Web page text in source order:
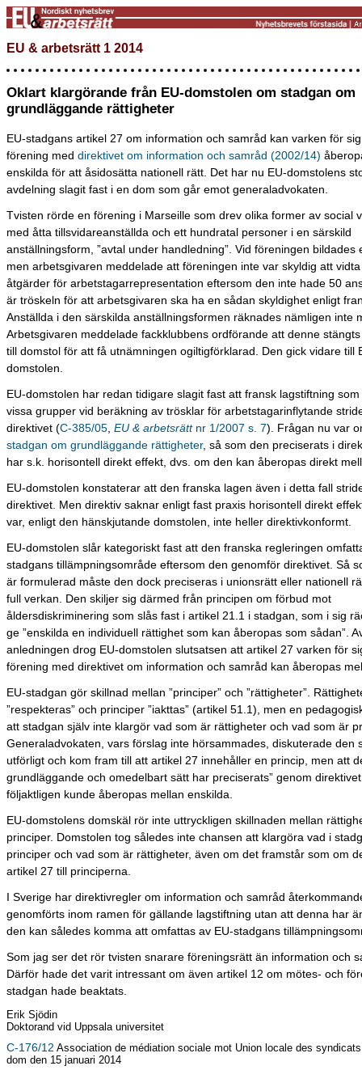
EU & arbetsrätt 1 2014
Oklart klargörande från EU-domstolen om stadgan om
grundläggande rättigheter
EU-stadgans artikel 27 om information och samråd kan varken för
förening med direktivet om information och samråd (2002/14)
enskilda för att åsidosätta nationell rätt. Det har nu EU-domstolens
avdelning slagit fast i en dom som går emot generaladvokaten.
Tvisten rörde en förening i Marseille som drev olika former av social
med åtta tillsvidareanställda och ett hundratal personer i en särskild
anställningsform, ”avtal under handledning”. Vid föreningen bildades
men arbetsgivaren meddelade att föreningen inte var skyldig att
åtgärder för arbetstagarrepresentation eftersom den inte hade 50
är tröskeln för att arbetsgivaren ska ha en sådan skyldighet enligt
Anställda i den särskilda anställningsformen räknades nämligen inte
Arbetsgivaren meddelade fackklubbens ordförande att denne
till domstol för att få utnämningen ogiltigförklarad. Den gick vidare till
domstolen.
EU-domstolen har redan tidigare slagit fast att fransk lagstiftning
vissa grupper vid beräkning av trösklar för arbetstagarinflytande
direktivet (C-385/05 EU & arbetsrättnr 1/2007 s. 7). Frågan nu var
stadgan om grundläggande rättigheter, så som den preciserats i
har s.k. horisontell direkt effekt, dvs. om den kan åberopas direkt
EU-domstolen konstaterar att den franska lagen även i detta fall
direktivet. Men direktiv saknar enligt fast praxis horisontell direkt
var, enligt den hänskjutande domstolen, inte heller direktivkonformt.
EU-domstolen slår kategoriskt fast att den franska regleringen
stadgans tillämpningsområde eftersom den genomför direktivet. Så
är formulerad måste den dock preciseras i unionsrätt eller nationell
full verkan. Den skiljer sig därmed från principen om förbud mot
åldersdiskriminering som slås fast i artikel 21.1 i stadgan, som i sig
ge ”enskilda en individuell rättighet som kan åberopas som sådan”.
anledningen drog EU-domstolen slutsatsen att artikel 27 varken för
förening med direktivet om information och samråd kan åberopas
EU-stadgan gör skillnad mellan ”principer” och ”rättigheter”.
”respekteras” och principer ”iakttas” (artikel 51.1), men en
att stadgan själv inte klargör vad som är rättigheter och vad som är
Generaladvokaten, vars förslag inte hörsammades, diskuterade den
utförligt och kom fram till att artikel 27 innehåller en princip, men att
grundläggande och omedelbart sätt har preciserats” genom
följaktligen kunde åberopas mellan enskilda.
EU-domstolens domskäl rör inte uttryckligen skillnaden mellan
principer. Domstolen tog således inte chansen att klargöra vad i
principer och vad som är rättigheter, även om det framstår som om
artikel 27 till principerna.
I Sverige har direktivregler om information och samråd
genomförts inom ramen för gällande lagstiftning utan att denna har
den kan således komma att omfattas av EU-stadgans
Som jag ser det rör tvisten snarare föreningsrätt än information och
Därför hade det varit intressant om även artikel 12 om mötes- och
stadgan hade beaktats.
Erik Sjödin
Doktorand vid Uppsala universitet
C-176/12 Association de médiation sociale mot Union locale des
dom den 15 januari 2014